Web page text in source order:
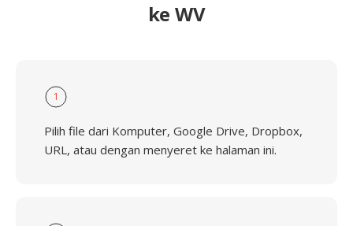
ke WV
1
Pilih file dari Komputer, Google Drive, Dropbox,
URL, atau dengan menyeret ke halaman ini.